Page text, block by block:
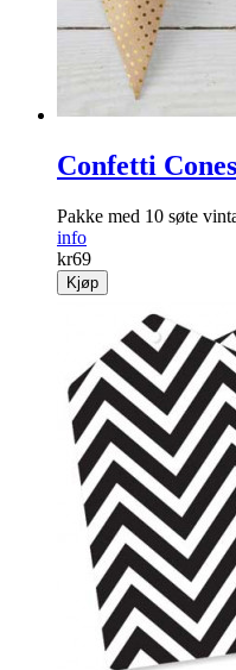
Confetti Cones
Pakke med 10 søte
info
kr69
Kjøp